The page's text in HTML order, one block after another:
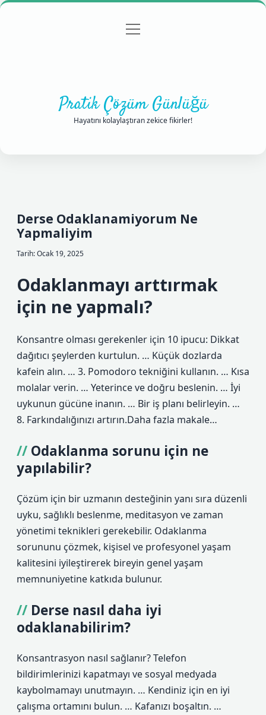
Gizlilik Politikası
menüyü
Pratik Çözüm Günlüğü
Hayatını kolaylaştıran zekice fikirler!
Derse Odaklanamiyorum Ne
Yapmaliyim
Tarih: Ocak 19, 2025
Odaklanmayı arttırmak
için ne yapmalı?
Konsantre olması gerekenler için 10 ipucu: Dikkat
dağıtıcı şeylerden kurtulun. … Küçük dozlarda
kafein alın. … 3. Pomodoro tekniğini kullanın. … Kısa
molalar verin. … Yeterince ve doğru beslenin. … İyi
uykunun gücüne inanın. … Bir iş planı belirleyin. …
8. Farkındalığınızı artırın.Daha fazla makale…
Odaklanma sorunu için ne
yapılabilir?
Çözüm için bir uzmanın desteğinin yanı sıra düzenli
uyku, sağlıklı beslenme, meditasyon ve zaman
yönetimi teknikleri gerekebilir. Odaklanma
sorununu çözmek, kişisel ve profesyonel yaşam
kalitesini iyileştirerek bireyin genel yaşam
memnuniyetine katkıda bulunur.
Derse nasıl daha iyi
odaklanabilirim?
Konsantrasyon nasıl sağlanır? Telefon
bildirimlerinizi kapatmayı ve sosyal medyada
kaybolmamayı unutmayın. … Kendiniz için en iyi
çalışma ortamını bulun. … Kafanızı boşaltın. …